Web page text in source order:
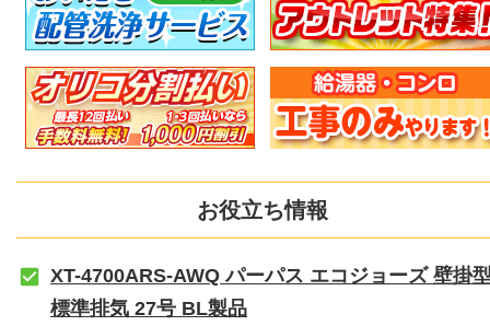
お役立ち情報
XT-4700ARS-AWQ パーパス エコジョーズ 壁掛
標準排気 27号 BL製品